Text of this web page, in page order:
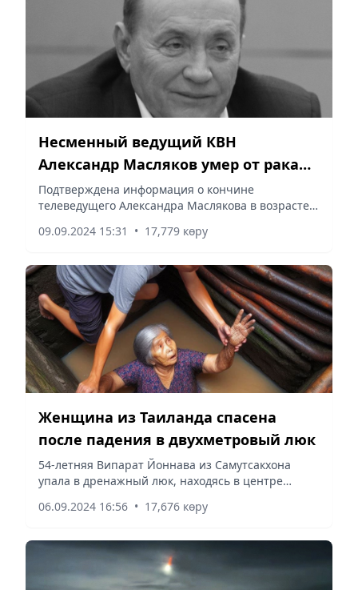
Несменный ведущий КВН
Александр Масляков умер от рака
легких
Подтверждена информация о кончине
телеведущего Александра Маслякова в возрасте
Forbes.ru.
09.09.2024 15:31 • 17,779 көру
Женщина из Таиланда спасена
после падения в двухметровый люк
54-летняя Випарат Йоннава из Самутсакхона
упала в дренажный люк, находясь в центре
06.09.2024 16:56 • 17,676 көру